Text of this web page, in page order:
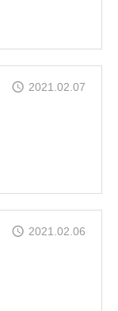
2021.02.07
2021.02.06